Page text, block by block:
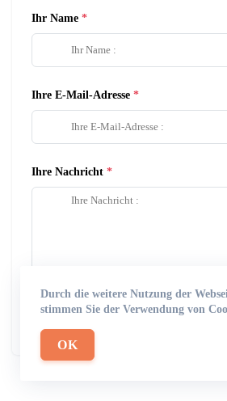
Ihr Name
Ihre E-Mail-Adresse
Ihre Nachricht
Nachricht
Durch die weitere Nutzung der
stimmen Sie der Verwendung von
OK